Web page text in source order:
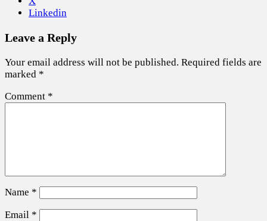
Linkedin
Leave a Reply
Your email address will not be published. Required fields are
marked *
Comment *
Name *
Email *